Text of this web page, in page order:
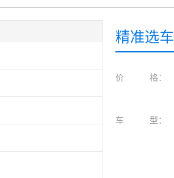
精准选车
价 格：
车 型：